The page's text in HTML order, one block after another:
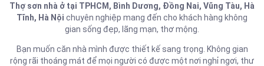
Thợ sơn nhà ở tại TPHCM, Bình Dương, Đồng Nai, Vũng Tàu, Hà
Tĩnh, Hà Nội chuyên nghiệp mang đến cho khách hàng không
gian sống đẹp, lãng mạn, thơ mộng.
Bạn muốn căn nhà mình được thiết kế sang trọng. Không gian
rộng rãi thoáng mát để mọi người có được một nơi nghỉ ngơi, thư